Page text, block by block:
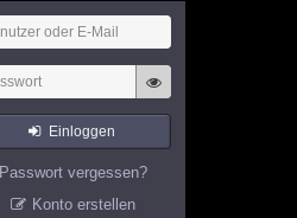
Einloggen
Passwort vergessen?
Konto erstellen